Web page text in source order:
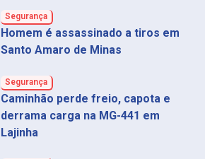
Segurança
Homem é assassinado a tiros em
Santo Amaro de Minas
Segurança
Caminhão perde freio, capota e
derrama carga na MG-441 em
Lajinha